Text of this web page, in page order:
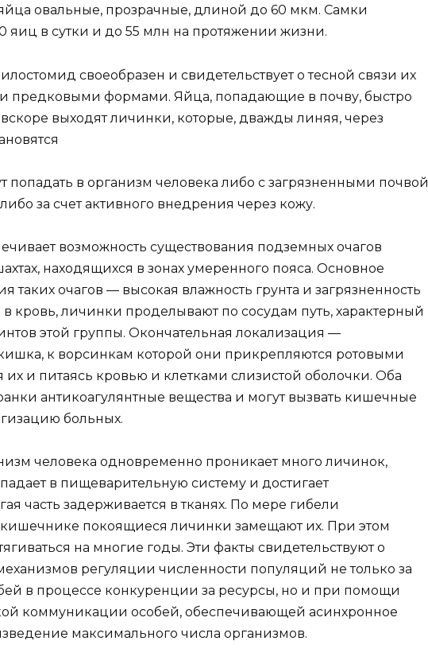
овальные, прозрачные, длиной до 60 мкм. Самки
яиц в сутки и до 55 млн на протяжении жизни.
своеобразен и свидетельствует о тесной связи их
предковыми формами. Яйца, попадающие в почву, быстро
выходят личинки, которые, дважды линяя, через
попадать в организм человека либо с загрязненными почвой
за счет активного внедрения через кожу.
возможность существования подземных очагов
находящихся в зонах умеренного пояса. Основное
таких очагов — высокая влажность грунта и загрязненность
кровь, личинки проделывают по сосудам путь, характерный
этой группы. Окончательная локализация —
к ворсинкам которой они прикрепляются ротовыми
и питаясь кровью и клетками слизистой оболочки. Оба
антикоагулянтные вещества и могут вызвать кишечные
больных.
человека одновременно проникает много личинок,
в пищеварительную систему и достигает
часть задерживается в тканях. По мере гибели
покоящиеся личинки замещают их. При этом
на многие годы. Эти факты свидетельствуют о
регуляции численности популяций не только за
в процессе конкуренции за ресурсы, но и при помощи
коммуникации особей, обеспечивающей асинхронное
максимального числа организмов.